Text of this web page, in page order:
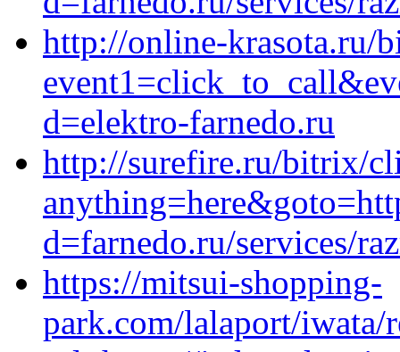
http://online-krasota.ru/
d=elektro-farnedo.ru
http://surefire.ru/bitrix/
d=farnedo.ru/services/
https://mitsui-shopping-
park.com/lalaport/iwata/